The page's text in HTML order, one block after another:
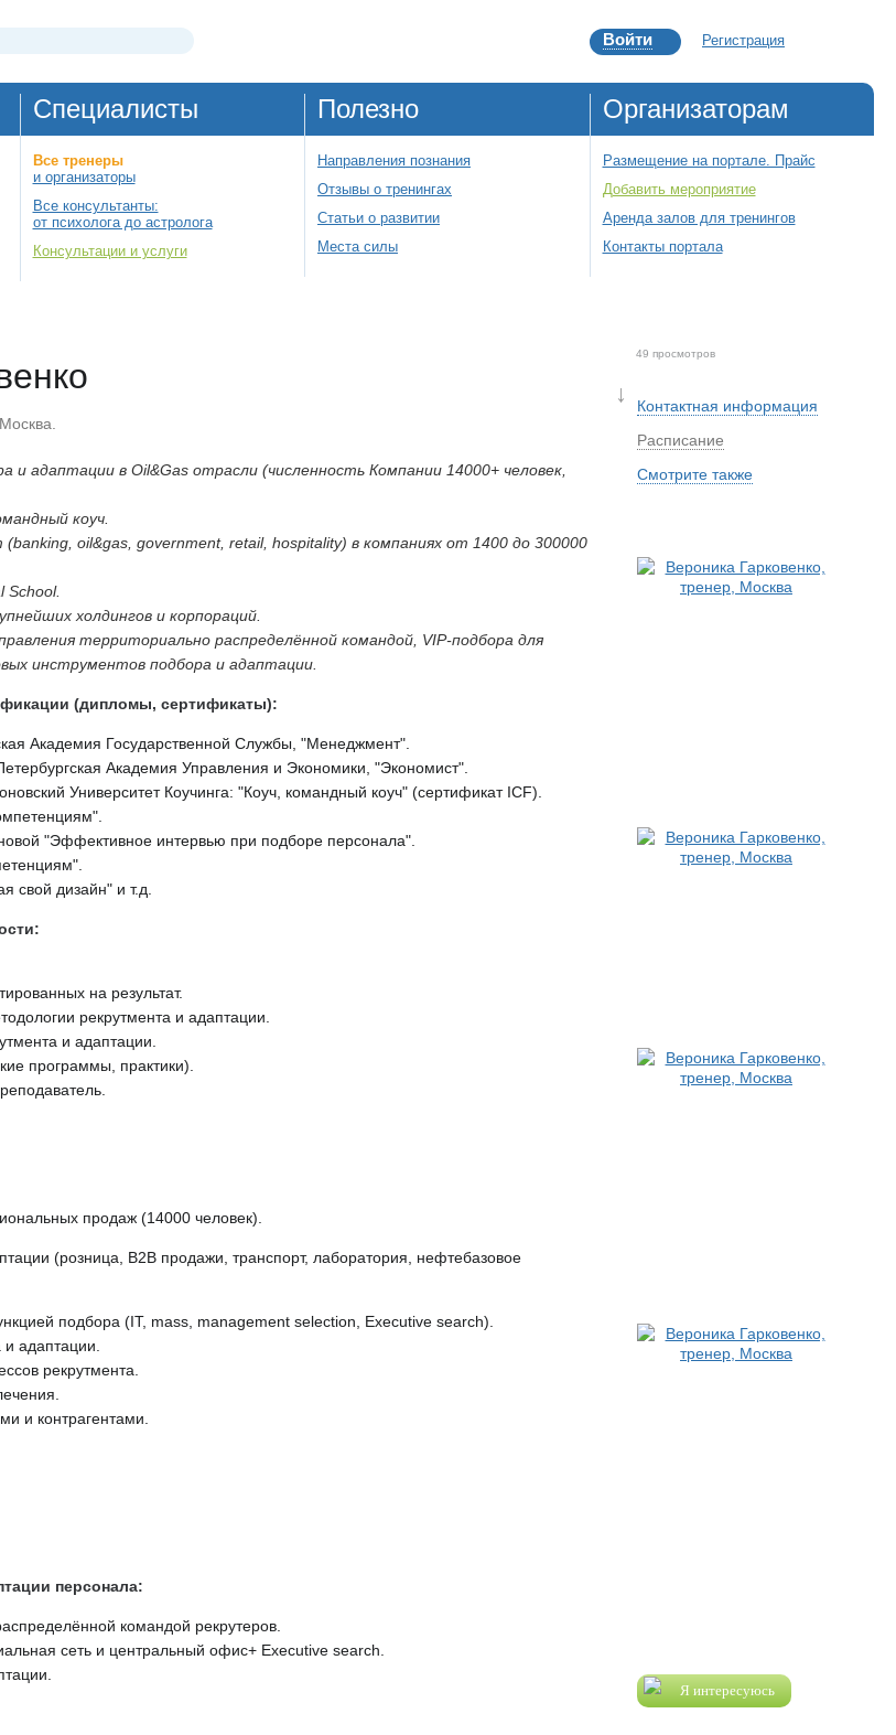
Войти Регистрация
Специалисты
Все тренеры
и организаторы
Все консультанты:
от психолога до астролога
Консультации и услуги
Полезно
Направления познания
Отзывы о тренингах
Статьи о развитии
Места силы
Организаторам
Размещение на портале. Прайс
Добавить мероприятие
Аренда залов для тренингов
Контакты портала
↓
Контактная информация
Расписание
Смотрите также
Я интересуюсь
49 просмотров
Москва.
и адаптации в Oil&Gas отрасли (численность Компании 14000+ человек,
коуч.
oil&gas, government, retail, hospitality) в компаниях от 1400 до 300000
School.
холдингов и корпораций.
территориально распределённой командой, VIP-подбора для
инструментов подбора и адаптации.
(дипломы, сертификаты):
Академия Государственной Службы, "Менеджмент".
Академия Управления и Экономики, "Экономист".
Университет Коучинга: "Коуч, командный коуч" (сертификат ICF).
"Эффективное интервью при подборе персонала".
свой дизайн" и т.д.
на результат.
рекрутмента и адаптации.
и адаптации.
программы, практики).
продаж (14000 человек).
(розница, В2В продажи, транспорт, лаборатория, нефтебазовое
подбора (IT, mass, management selection, Executive search).
и адаптации.
рекрутмента.
и контрагентами.
персонала:
командой рекрутеров.
сеть и центральный офис+ Executive search.